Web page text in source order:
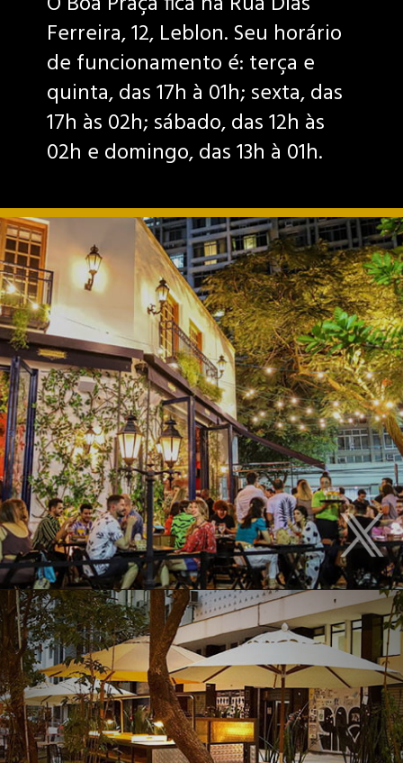
Ferreira, 12, Leblon. Seu horário
de funcionamento é: terça e
quinta, das 17h à 01h; sexta, das
17h às 02h; sábado, das 12h às
02h e domingo, das 13h à 01h.